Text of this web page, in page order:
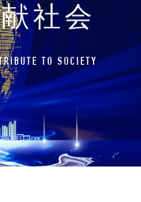
社会
TO SOCIETY